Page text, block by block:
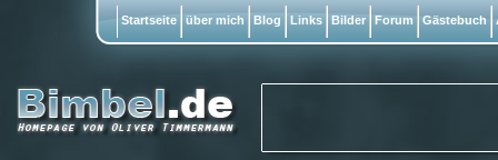
Startseite über mich Blog Links Bilder Forum Gästebuch